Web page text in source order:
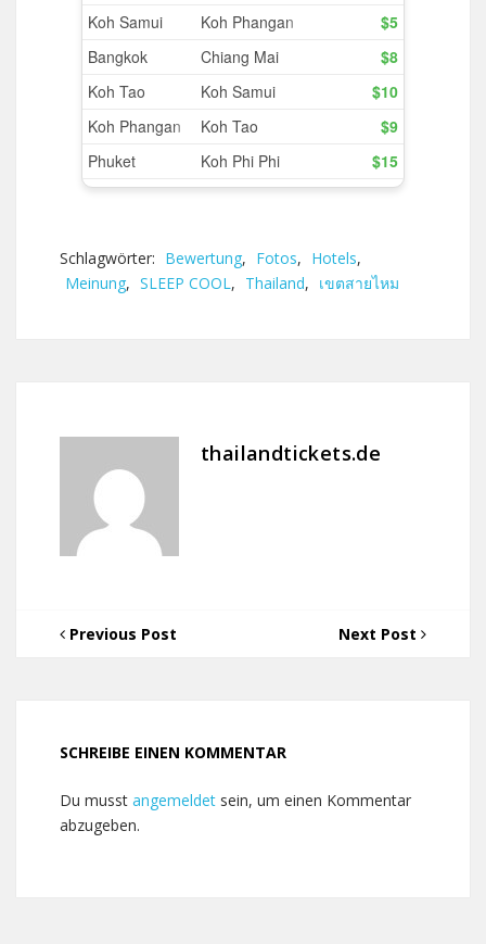
Schlagwörter: Bewertung, Fotos, Hotels,
Meinung, SLEEP COOL, Thailand, เขตสายไหม
thailandtickets.de
Previous Post Next Post
SCHREIBE EINEN KOMMENTAR
Du musst angemeldet sein, um einen Kommentar
abzugeben.